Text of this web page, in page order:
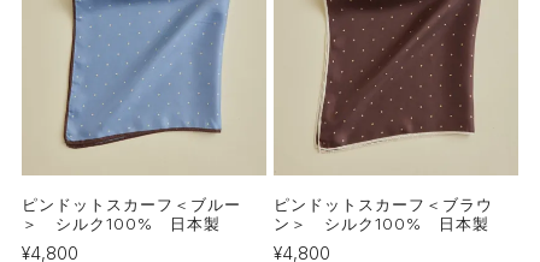
ピンドットスカーフ＜ブルー
＞ シルク100% 日本製
¥4,800
ピンドットスカーフ＜ブラウ
ン＞ シルク100% 日本製
¥4,800